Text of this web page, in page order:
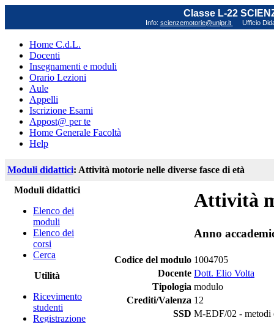
Classe L-22
Info: scienzemotorie@unipr.it Ufficio
Home C.d.L.
Docenti
Insegnamenti e moduli
Orario Lezioni
Aule
Appelli
Iscrizione Esami
Appost@ per te
Home Generale Facoltà
Help
Moduli didattici: Attività motorie nelle diverse fasce di età
Moduli didattici
Elenco dei
moduli
Elenco dei
corsi
Cerca
Utilità
Ricevimento
studenti
Registrazione
Attività
Anno
Codice del modulo 1004705
Docente Dott. Elio Volta
Tipologia modulo
Crediti/Valenza 12
SSD M-EDF/02 - metodi